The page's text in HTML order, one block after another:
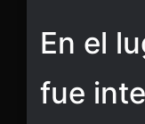
En el
fue